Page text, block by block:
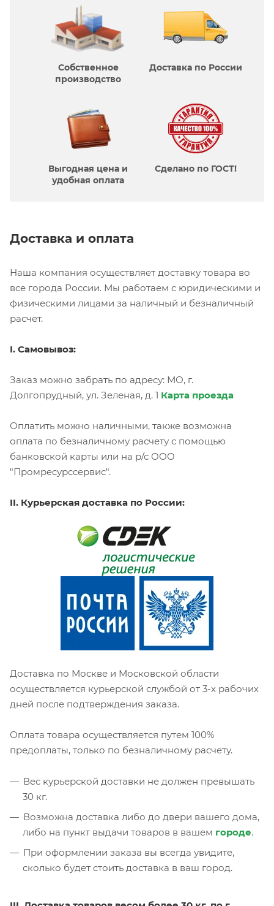
Собственное
производcтво
Доставка по России
Выгодная цена и
удобная оплата
Сделано по ГОСТ!
Доставка и оплата
Наша компания осуществляет доставку товара во
все города России. Мы работаем с юридическими и
физическими лицами за наличный и безналичный
расчет.
I. Самовывоз:
Заказ можно забрать по адресу: МО, г.
Долгопрудный, ул. Зеленая, д. 1 Карта проезда
Оплатить можно наличными, также возможна
оплата по безналичному расчету с помощью
банковской карты или на р/с ООО
"Промресурссервис".
II. Курьерская доставка по России:
Доставка по Москве и Московской области
осуществляется курьерской службой от 3-х рабочих
дней после подтверждения заказа.
Оплата товара осуществляется путем 100%
предоплаты, только по безналичному расчету.
Вес курьерской доставки не должен превышать
30 кг.
Возможна доставка либо до двери вашего дома,
либо на пункт выдачи товаров в вашем городе.
При оформлении заказа вы всегда увидите,
сколько будет стоить доставка в ваш город.